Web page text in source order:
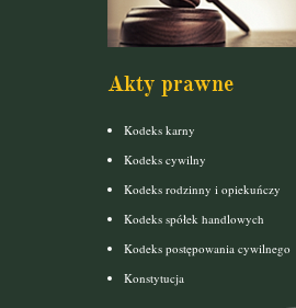
Akty prawne
Kodeks karny
Kodeks cywilny
Kodeks rodzinny i opiekuńczy
Kodeks spółek handlowych
Kodeks postępowania cywilnego
Konstytucja